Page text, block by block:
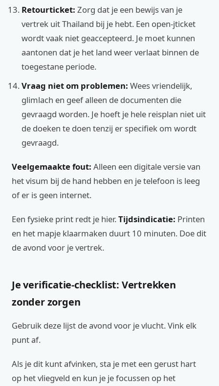
Retourticket: Zorg dat je een bewijs van je
vertrek uit Thailand bij je hebt. Een open-jticket
wordt vaak niet geaccepteerd. Je moet kunnen
aantonen dat je het land weer verlaat binnen de
toegestane periode.
Vraag niet om problemen: Wees vriendelijk,
glimlach en geef alleen de documenten die
gevraagd worden. Je hoeft je hele reisplan niet uit
de doeken te doen tenzij er specifiek om wordt
gevraagd.
Veelgemaakte fout: Alleen een digitale versie van
het visum bij de hand hebben en je telefoon is leeg
of er is geen internet.
Een fysieke print redt je hier.Tijdsindicatie: Printen
en het mapje klaarmaken duurt 10 minuten. Doe dit
de avond voor je vertrek.
Je verificatie-checklist: Vertrekken
zonder zorgen
Gebruik deze lijst de avond voor je vlucht. Vink elk
punt af.
Als je dit kunt afvinken, sta je met een gerust hart
op het vliegveld en kun je je focussen op het